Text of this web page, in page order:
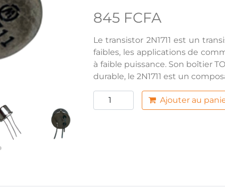
845 FCFA
Le transistor 2N1711 est un
faibles, les applications de
à faible puissance. Son boîtier
durable, le 2N1711 est un
Ajouter au